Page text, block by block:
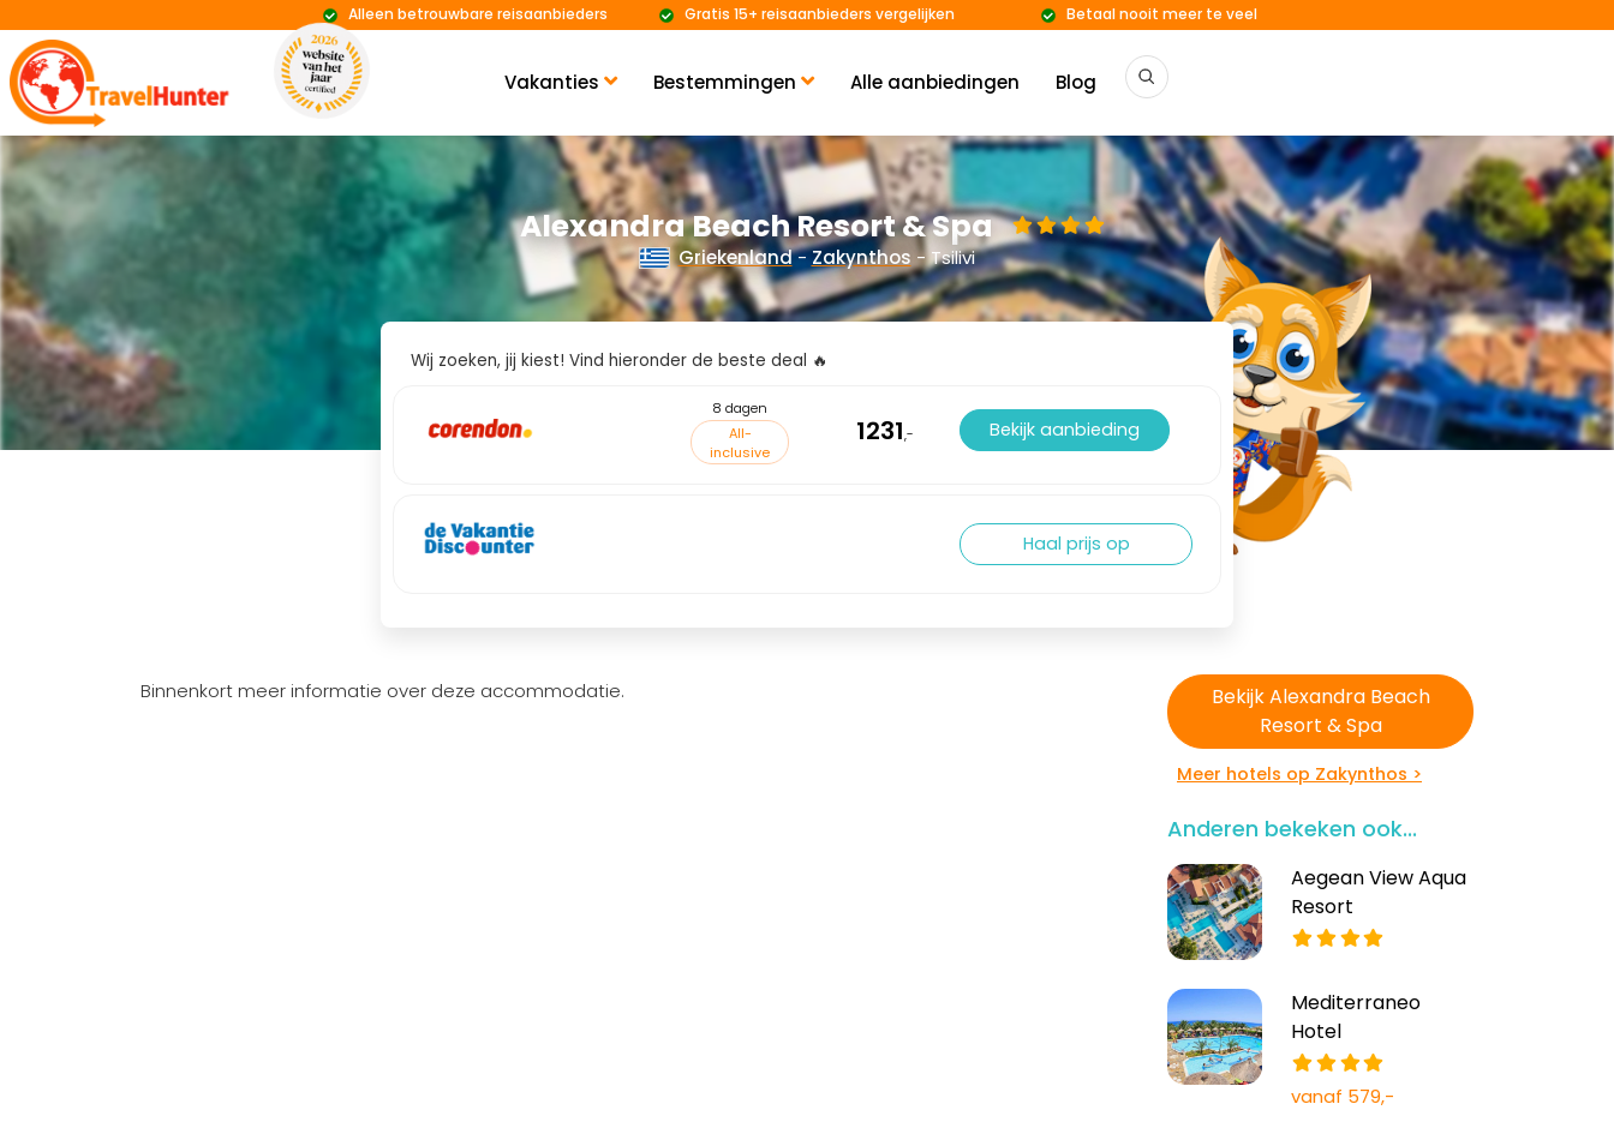
Vakanties Bestemmingen Alle aanbiedingen Blog
Alleen betrouwbare reisaanbieders Gratis 15+ reisaanbieders vergelijken Betaal nooit meer te veel
Alexandra Beach Resort & Spa
Griekenland-Zakynthos - Tsilivi
Wij zoeken, jij kiest! Vind hieronder de beste deal 🔥
8 dagen
All-
inclusive
1231,- Bekijk aanbieding
Haal prijs op
Binnenkort meer informatie over deze accommodatie.
Bekijk Alexandra Beach
Resort & Spa
Meer hotels op Zakynthos >
Anderen bekeken ook...
Aegean View Aqua
Resort
Mediterraneo
Hotel
vanaf 579,-